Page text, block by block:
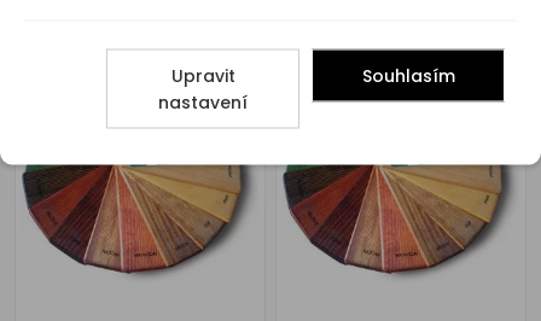
Karbolineum Extra 3v1
barva na dřevo, třešeň, 8
Karbolineum Extra 3v1
barva na dřevo, teak, 700
Upravit
nastavení
Souhlasím